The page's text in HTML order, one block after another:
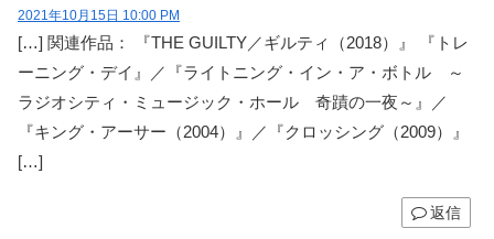
2021年10月15日 10:00 PM
[…] 関連作品： 『THE GUILTY／ギルティ（2018）』 『トレ
ーニング・デイ』／『ライトニング・イン・ア・ボトル ～
ラジオシティ・ミュージック・ホール 奇蹟の一夜～』／
『キング・アーサー（2004）』／『クロッシング（2009）』
[…]
返信